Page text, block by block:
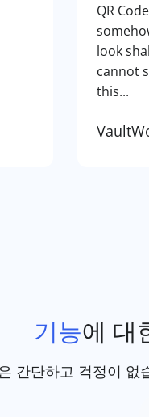
QR
look
cannot
this...
기능에 대
간단하고 걱정이